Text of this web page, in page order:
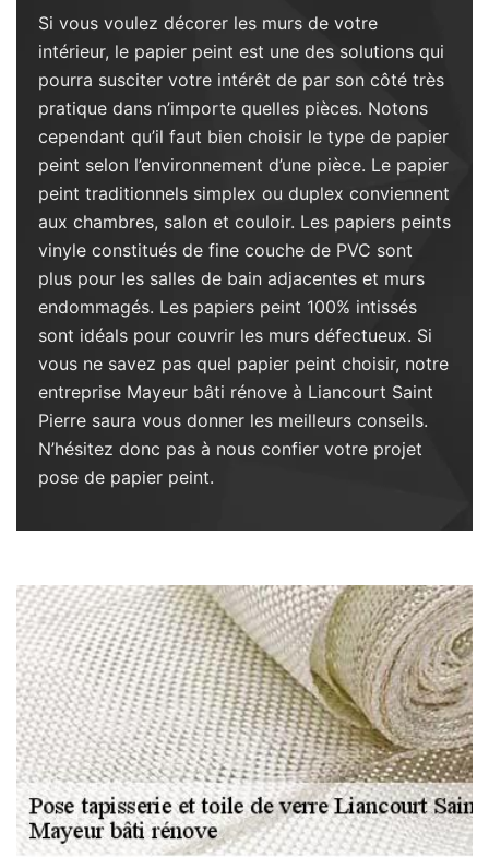
Si vous voulez décorer les murs de votre
intérieur, le papier peint est une des solutions qui
pourra susciter votre intérêt de par son côté très
pratique dans n’importe quelles pièces. Notons
cependant qu’il faut bien choisir le type de papier
peint selon l’environnement d’une pièce. Le papier
peint traditionnels simplex ou duplex conviennent
aux chambres, salon et couloir. Les papiers peints
vinyle constitués de fine couche de PVC sont
plus pour les salles de bain adjacentes et murs
endommagés. Les papiers peint 100% intissés
sont idéals pour couvrir les murs défectueux. Si
vous ne savez pas quel papier peint choisir, notre
entreprise Mayeur bâti rénove à Liancourt Saint
Pierre saura vous donner les meilleurs conseils.
N’hésitez donc pas à nous confier votre projet
pose de papier peint.